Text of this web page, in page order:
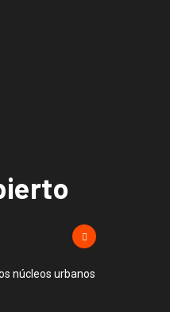
núcleos urbanos